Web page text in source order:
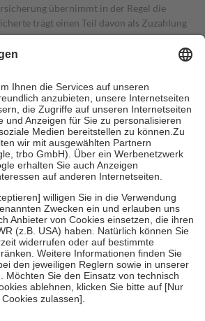
übernimmt in der Regel die
trägt einen Teil davon als Zuzahlung
Zuzahlungen in Höhe von zehn
Es sind jedoch nie mehr als die tatsächlichen
entrichten.
auch für Online-Apotheken.
Krankenpflege beträgt die
der Kosten sowie zehn Euro je
Versicherten für ihre eigene Gesundheit zu
Stellung der Familie zu unterstützen,
an bei:
bis zum vollendeten 18. Lebensjahr
und Früherkennung, die von der